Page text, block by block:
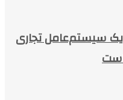
سیستم‌عامل تجاری